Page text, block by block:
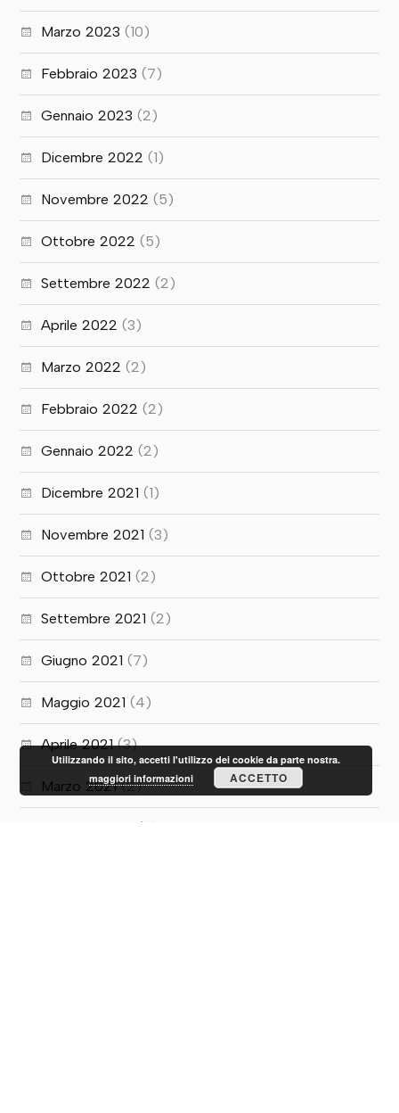
Marzo 2023 (10)
Febbraio 2023 (7)
Gennaio 2023 (2)
Dicembre 2022 (1)
Novembre 2022 (5)
Ottobre 2022 (5)
Settembre 2022 (2)
Aprile 2022 (3)
Marzo 2022 (2)
Febbraio 2022 (2)
Gennaio 2022 (2)
Dicembre 2021 (1)
Novembre 2021 (3)
Ottobre 2021 (2)
Settembre 2021 (2)
Giugno 2021 (7)
Maggio 2021 (4)
Aprile 2021(3)
Marzo 2021(2)
Utilizzando il sito, accetti l'utilizzo dei cookie da parte nostra.
maggiori informazioni
ACCETTO